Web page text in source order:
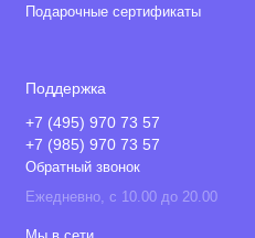
Подарочные сертификаты
Поддержка
+7 (495) 970 73 57
+7 (985) 970 73 57
Обратный звонок
Ежедневно, с 10.00 до 20.00